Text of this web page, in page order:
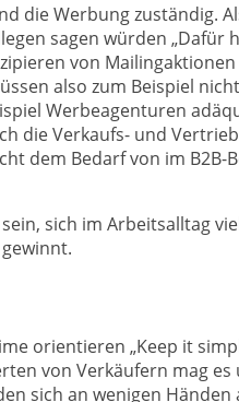
die Werbung zuständig.
sagen würden „Dafür
von
also zum Beispiel
Werbeagenturen
die Verkaufs- und
dem Bedarf von im B2B-
sich im Arbeitsalltag
orientieren „Keep it
von Verkäufern mag
sich an wenigen Händen